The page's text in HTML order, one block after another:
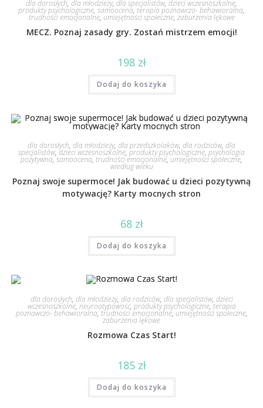
dla dorosłych, dla młodzieży, dla specjalistów, dzieci wczesnoszkolne,
produkty psychologiczne, samoocena, terapia poznawczo- behawioralna,
trudności emocjonalne, umiejętności społeczne, zaburzenia lękowe
MECZ. Poznaj zasady gry. Zostań mistrzem emocji!
198 zł
Dodaj do koszyka
dla dorosłych, dla młodzieży, dla przedszkolaków, dla rodziców, dla
specjalistów, dzieci wczesnoszkolne, produkty psychologiczne, psychologia
pozytywna,samoocena, trudności emocjonalne, umiejętności społeczne,
wiedług wieku
Poznaj swoje supermoce! Jak budować u dzieci pozytywną
motywację? Karty mocnych stron
68 zł
Dodaj do koszyka
dla dorosłych, dla młodzieży, dla rodziców, dla specjalistów, dzieci
wczesnoszkolne, neuroatypowość, produkty psychologiczne,terapia
poznawczo- behawioralna, trudności emocjonalne, umiejętności społeczne,
zaburzenia lękowe
Rozmowa Czas Start!
185 zł
Dodaj do koszyka